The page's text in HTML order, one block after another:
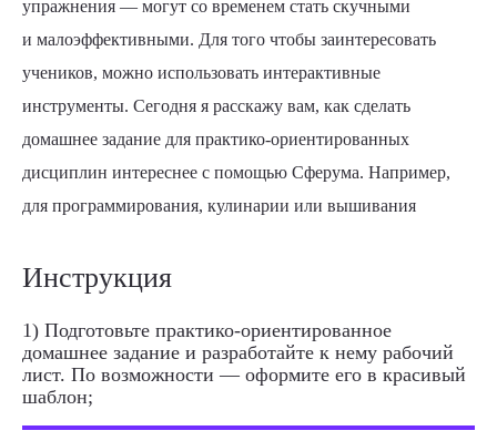
упражнения — могут со временем стать скучными
и малоэффективными. Для того чтобы заинтересовать
учеников, можно использовать интерактивные
инструменты. Сегодня я расскажу вам, как сделать
домашнее задание для практико-ориентированных
дисциплин интереснее с помощью Сферума. Например,
для программирования, кулинарии или вышивания
Инструкция
1) Подготовьте практико-ориентированное
домашнее задание и разработайте к нему рабочий
лист. По возможности — оформите его в красивый
шаблон;